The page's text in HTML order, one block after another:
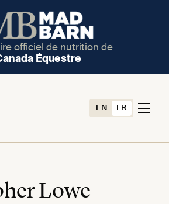
officiel de nutrition de
Équestre
EN FR
Lowe